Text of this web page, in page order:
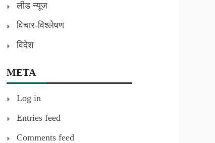
लीड न्यूज
विचार-विश्लेषण
विदेश
META
Log in
Entries feed
Comments feed